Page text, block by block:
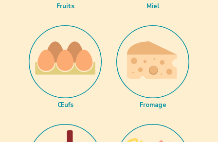
Fruits Miel
Œufs Fromage